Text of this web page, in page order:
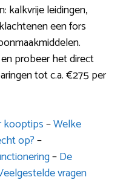
kalkvrije leidingen,
een fors
probeer het direct
tot c.a. €275 per
kooptips–Welke
op?–
–De
vragen